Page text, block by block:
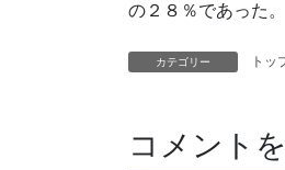
の２８％であった。
カテゴリー トッ
コメント